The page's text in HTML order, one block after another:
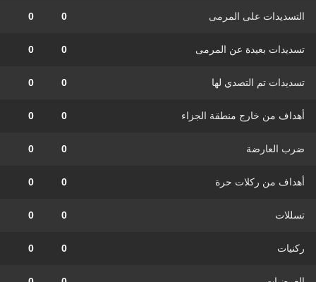
التسديدات على المرمى 0
0
تسديدات بعيدة عن المرمى 0
0
تسديدات تم التصدي لها 0
0
أهداف من خارج منطقة الجزاء 0
0
ضرب العارضة 0
0
أهداف من ركلات حرة 0
0
تسللات 0
0
ركنيات 0
0